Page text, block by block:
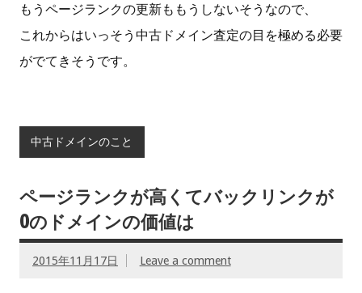
もうページランクの更新ももうしないそうなので、
これからはいっそう中古ドメイン査定の目を極める必要
がでてきそうです。
中古ドメインのこと
ページランクが高くてバックリンクが
0のドメインの価値は
2015年11月17日 Leave a comment